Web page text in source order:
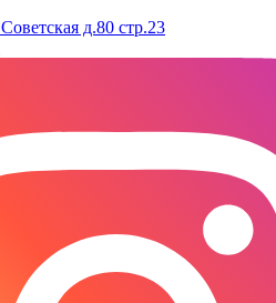
д.80 стр.23